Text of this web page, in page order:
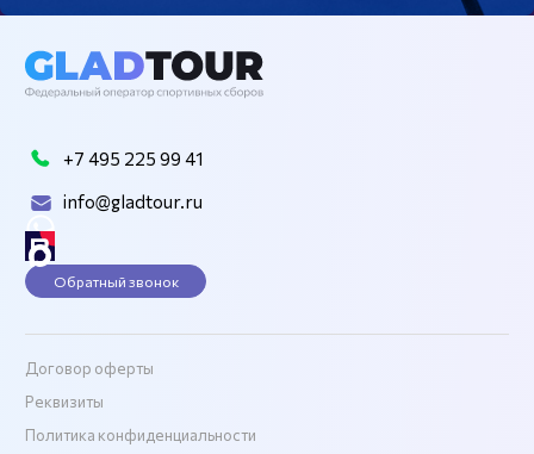
+7 495 225 99 41
info@gladtour.ru
Обратный звонок
Договор оферты
Реквизиты
Политика конфиденциальности